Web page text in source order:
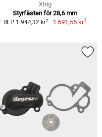
Xtrig
Styrfästen för 28,6 mm
RFP 1 944,32 kr2 1 691,55 kr1